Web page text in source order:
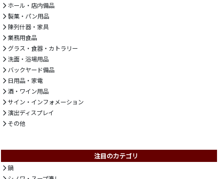
ホール・店内備品
製菓・パン用品
陳列什器・家具
業務用食品
グラス・食器・カトラリー
洗面・浴場用品
バックヤード備品
日用品・家電
酒・ワイン用品
サイン・インフォメーション
演出ディスプレイ
その他
注目のカテゴリ
鍋